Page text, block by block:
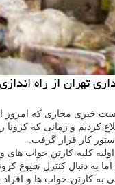
تهران از راه
خبری مجازی كه امروز
كردیم و زمانی كه
كار قرار گرفت.
اولیه كلیه كارتن
به دنبال كنترل شیوع